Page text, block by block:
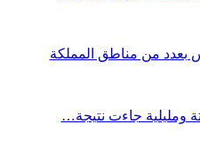
بعدد من مناطق المملكة
ومليلية جاءت نتيجة…